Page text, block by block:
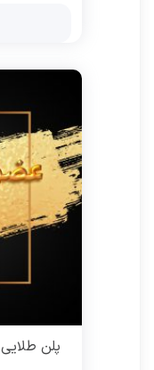
پلن طلایی